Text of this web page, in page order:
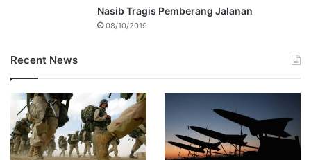
Nasib Tragis Pemberang Jalanan
08/10/2019
Recent News